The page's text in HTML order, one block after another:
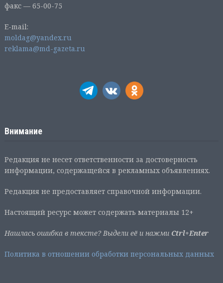
факс — 65-00-75
E-mail:
moldag@yandex.ru
reklama@md-gazeta.ru
Внимание
Редакция не несет ответственности за достоверность
информации, содержащейся в рекламных объявлениях.
Редакция не предоставляет справочной информации.
Настоящий ресурс может содержать материалы 12+
Нашлась ошибка в тексте? Выдели её и нажми Ctrl+Enter
Политика в отношении обработки персональных данных